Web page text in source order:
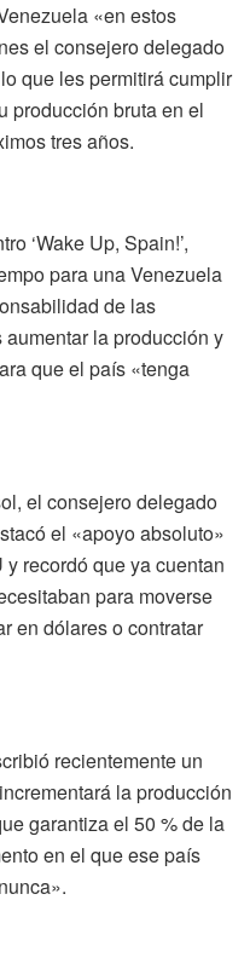
«en estos
el consejero delegado
que les permitirá cumplir
producción bruta en el
tres años.
‘Wake Up, Spain!’,
para una Venezuela
de las
la producción y
que el país «tenga
el consejero delegado
el «apoyo absoluto»
recordó que ya cuentan
para moverse
en dólares o contratar
recientemente un
la producción
garantiza el 50 % de la
en el que ese país